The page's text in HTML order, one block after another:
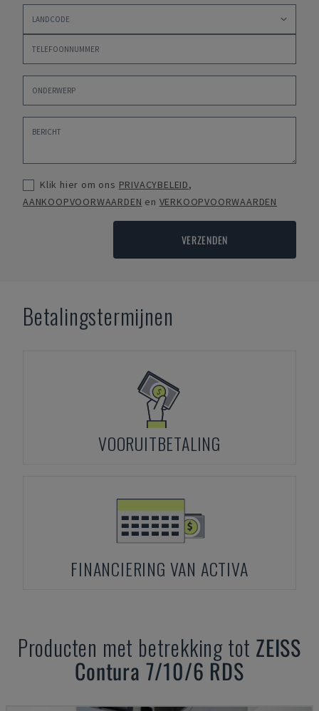
Klik hier om ons PRIVACYBELEID,
AANKOOPVOORWAARDEN en VERKOOPVOORWAARDEN
VERZENDEN
Betalingstermijnen
VOORUITBETALING
FINANCIERING VAN ACTIVA
Producten met betrekking tot ZEISS
Contura 7/10/6 RDS